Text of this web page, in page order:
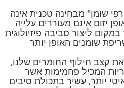
שומן" מבחינה טכנית אינה
יזום אינם מעוררים עלייה
ליצור סביבה פיזיולוגית
שומנים האופן יותר
קצב חילוף החומרים שלנו,
המכיל פחמימות אשר
יותר, עשיר בתכולת סיבים